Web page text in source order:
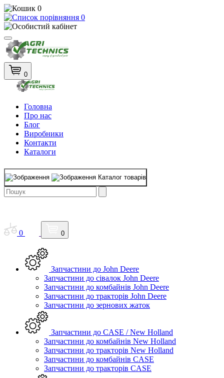
0
0
0
Головна
Про нас
Блог
Виробники
Контакти
Каталоги
Каталог товарів
0 0
Запчастини до John Deere
Запчастини до сівалок John Deere
Запчастини до комбайнів John Deere
Запчастини до тракторів John Deere
Запчастини до зернових жаток
Запчастини до CASE / New Holland
Запчастини до комбайнів New Holland
Запчастини до тракторів New Holland
Запчастини до комбайнів CASE
Запчастини до тракторів CASE